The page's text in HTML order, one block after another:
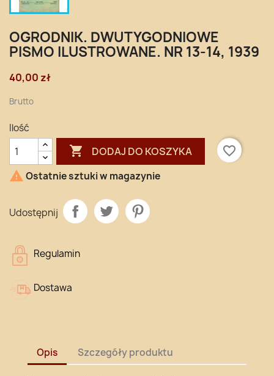
OGRODNIK. DWUTYGODNIOWE
PISMO ILUSTROWANE. NR 13-14, 1939
40,00 zł
Brutto
Ilość
 DODAJ DO KOSZYKA
favorite_border
 Ostatnie sztuki w magazynie
Udostępnij
Regulamin
Dostawa
Opis Szczegóły produktu